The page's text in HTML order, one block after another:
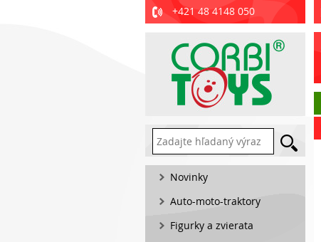
+421 48 4148 050
Novinky
Auto-moto-traktory
Figurky a zvierata